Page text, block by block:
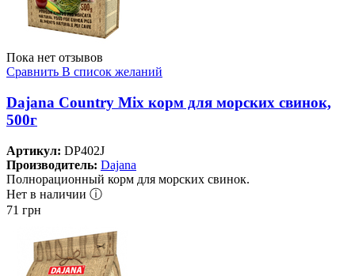
Пока нет отзывов
Сравнить В список желаний
Dajana Country Mix корм для морских свинок,
500г
Артикул: DP402J
Производитель: Dajana
Полнорационный корм для морских свинок.
Нет в наличии ⓘ
71 грн